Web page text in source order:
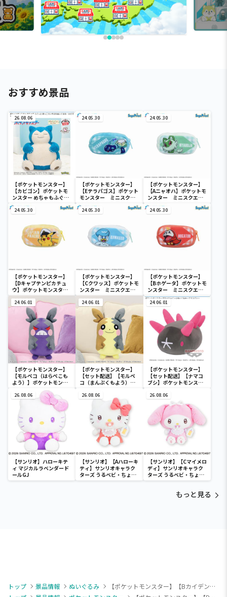
おすすめ景品
26.08.06
【ポケットモンスター】
【カビゴン】ポケットモ
ンスター めちゃもふぐっ
と ほっこりいやされぬい
ぐるみ～カビゴン～
24.05.30
【ポケットモンスター】
【Eテラパゴス】ポケット
モンスター ミニスクエ
アポーチ
24.05.30
【ポケットモンスター】
【Aニャオハ】ポケットモ
ンスター ミニスクエア
ポーチ
24.05.30
【ポケットモンスター】
【Dキャプテンピカチュ
ウ】ポケットモンスタ
ー ミニスクエアポーチ
24.05.30
【ポケットモンスター】
【Cクワッス】ポケットモ
ンスター ミニスクエア
ポーチ
24.05.30
【ポケットモンスター】
【Bホゲータ】ポケットモ
ンスター ミニスクエア
ポーチ
24.06.01
【ポケットモンスター】
【モルペコ（はらぺこも
よう）】ポケットモンス
ター めちゃもふぐっとぬ
いぐるみ～モルペコ（は
らぺこもよう）～
24.06.01
【ポケットモンスター】
【セット配送】【モルペ
コ（まんぷくもよう）】
ゃもふぐっとぬいぐるみ
～モルペコ（まんぷくも
24.06.01
【ポケットモンスター】
【セット配送】【ナマコ
ブシ】ポケットモンスタ
ぐるみ～ナマコブシ～
26.08.06
【サンリオ】ハローキテ
ィ マジカルラベンダード
ールGJ
26.08.06
【サンリオ】【Aハローキ
ティ】サンリオキャラク
ターズ うるベビ・ちょい
デカドール
26.08.06
【サンリオ】【Cマイメロ
ディ】サンリオキャラク
ターズ うるベビ・ちょい
デカドール
もっと見る
トップ 景品情報 ぬいぐるみ
【ポケットモンスター】【Bカイデン】ポケットモンスター ぬいぐるみ～コイキング・カイデン・シャリタツ(そったすがた)～